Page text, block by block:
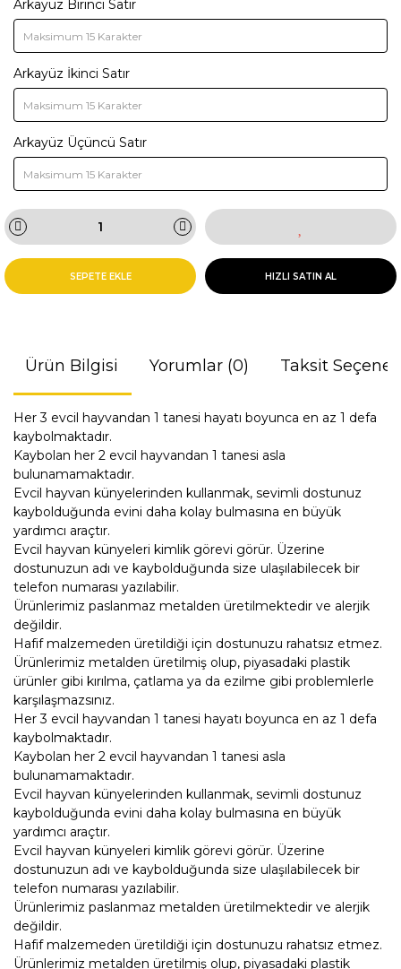
Arkayüz Birinci Satır
Arkayüz İkinci Satır
Arkayüz Üçüncü Satır
SEPETE EKLE HIZLI SATIN AL
Ürün Bilgisi Yorumlar (0) Taksit
Her 3 evcil hayvandan 1 tanesi hayatı boyunca en az 1 defa
kaybolmaktadır.
Kaybolan her 2 evcil hayvandan 1 tanesi asla
bulunamamaktadır.
Evcil hayvan künyelerinden kullanmak, sevimli dostunuz
kaybolduğunda evini daha kolay bulmasına en büyük
yardımcı araçtır.
Evcil hayvan künyeleri kimlik görevi görür. Üzerine
dostunuzun adı ve kaybolduğunda size ulaşılabilecek bir
telefon numarası yazılabilir.
Ürünlerimiz paslanmaz metalden üretilmektedir ve alerjik
değildir.
Hafif malzemeden üretildiği için dostunuzu rahatsız etmez.
Ürünlerimiz metalden üretilmiş olup, piyasadaki plastik
ürünler gibi kırılma, çatlama ya da ezilme gibi problemlerle
karşılaşmazsınız.
Her 3 evcil hayvandan 1 tanesi hayatı boyunca en az 1 defa
kaybolmaktadır.
Kaybolan her 2 evcil hayvandan 1 tanesi asla
bulunamamaktadır.
Evcil hayvan künyelerinden kullanmak, sevimli dostunuz
kaybolduğunda evini daha kolay bulmasına en büyük
yardımcı araçtır.
Evcil hayvan künyeleri kimlik görevi görür. Üzerine
dostunuzun adı ve kaybolduğunda size ulaşılabilecek bir
telefon numarası yazılabilir.
Ürünlerimiz paslanmaz metalden üretilmektedir ve alerjik
değildir.
Hafif malzemeden üretildiği için dostunuzu rahatsız etmez.
Ürünlerimiz metalden üretilmiş olup, piyasadaki plastik